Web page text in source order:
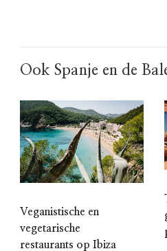
Ook Spanje en de
Veganistische en
vegetarische
restaurants op Ibiza